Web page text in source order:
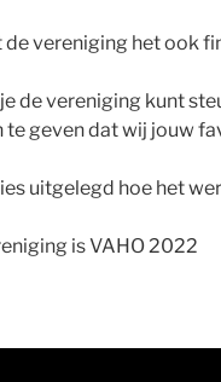
vereniging het ook
de vereniging kunt
te geven dat wij jouw
uitgelegd hoe het
is VAHO 2022